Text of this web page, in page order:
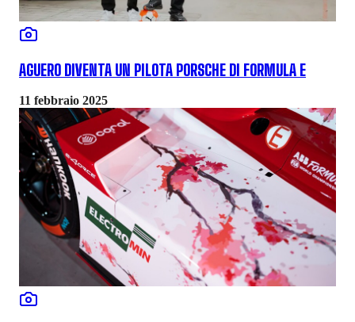
AGUERO DIVENTA UN PILOTA PORSCHE DI FORMULA E
11 febbraio 2025